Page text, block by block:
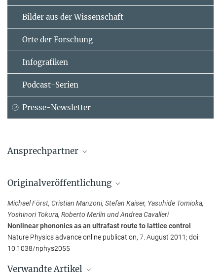
Bilder aus der Wissenschaft
Orte der Forschung
Infografiken
Podcast-Serien
Presse-Newsletter
Ansprechpartner
Max-Planck-Institut für Struktur und Dynamik der Materie,
+49 40 8998-5360
michael.foerst@...
Prof. Andrea Cavalleri
andrea.cavalleri@...
Originalveröffentlichung
Michael Först, Cristian Manzoni, Stefan Kaiser, Yasuhide Tomioka,
Yoshinori Tokura, Roberto Merlin und Andrea Cavalleri
Nonlinear phononics as an ultrafast route to lattice control
Nature Physics advance online publication, 7. August 2011; doi:
10.1038/nphys2055
Verwandte Artikel